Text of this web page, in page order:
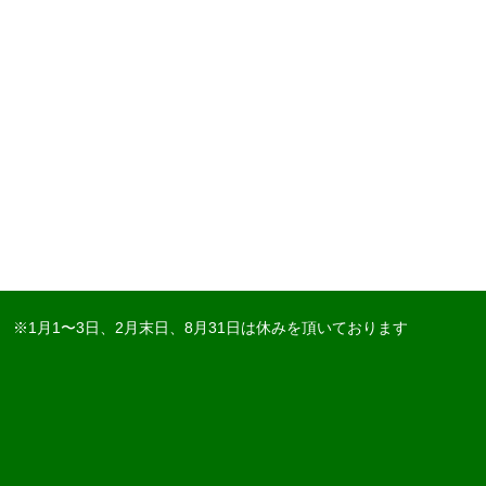
※1月1〜3日、2月末日、8月31日は休みを頂いております